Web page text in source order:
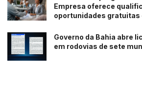
Empresa oferece
oportunidades gratuitas
Governo da Bahia abre
em rodovias de sete